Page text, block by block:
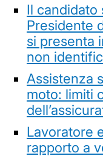
Il candidato
Presidente
si presenta
non
Assistenza
moto: limiti
Lavoratore
rapporto a